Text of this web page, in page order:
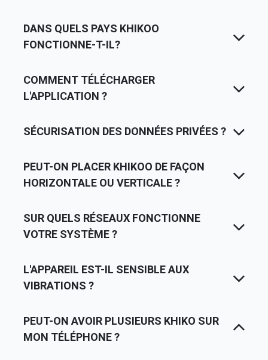
DANS QUELS PAYS KHIKOO
FONCTIONNE-T-IL?
COMMENT TÉLÉCHARGER
L'APPLICATION ?
SÉCURISATION DES DONNÉES PRIVÉES ?
PEUT-ON PLACER KHIKOO DE FAÇON
HORIZONTALE OU VERTICALE ?
SUR QUELS RÉSEAUX FONCTIONNE
VOTRE SYSTÈME ?
L'APPAREIL EST-IL SENSIBLE AUX
VIBRATIONS ?
PEUT-ON AVOIR PLUSIEURS KHIKO SUR
MON TÉLÉPHONE ?